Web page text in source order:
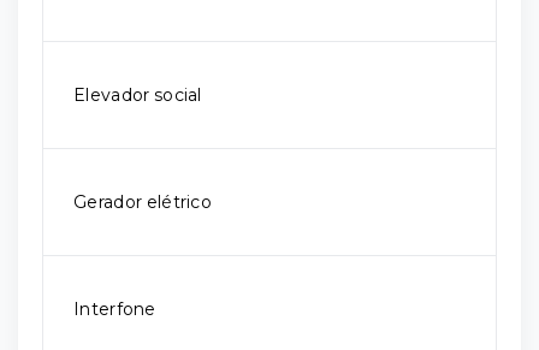
Elevador social
Gerador elétrico
Interfone